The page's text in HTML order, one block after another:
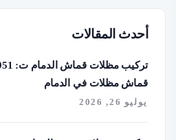
أحدث المقالات
قماش مظلات في الدمام
يوليو 26, 2026